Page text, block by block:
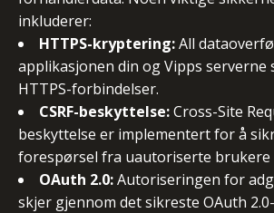
inkluderer:
HTTPS-kryptering:All
applikasjonen din og Vipps serverne
HTTPS-forbindelser.
CSRF-beskyttelse:Cross-Site
beskyttelse er implementert for å
forespørsel fra uautoriserte
OAuth 2.0:Autoriseringen for
skjer gjennom det sikreste OAuth